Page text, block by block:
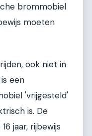
brommobiel
moeten
ook niet in
een
'vrijgesteld'
is. De
jaar, rijbewijs